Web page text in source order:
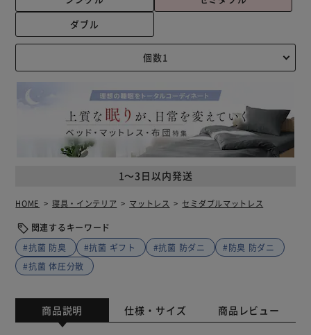
ダブル
1～3日以内発送
HOME 寝具・インテリア マットレス セミダブルマットレス
関連するキーワード
#抗菌 防臭
#抗菌 ギフト #抗菌 防ダニ
#防臭 防ダニ
#抗菌 体圧分散
商品説明 仕様・サイズ 商品レビュー